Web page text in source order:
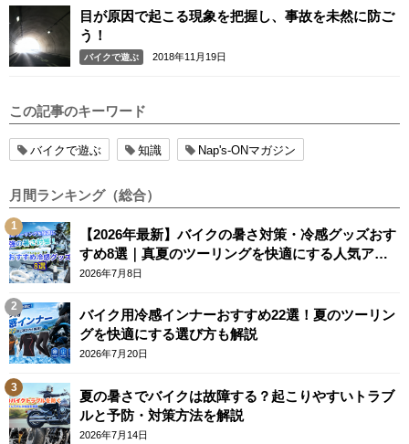
目が原因で起こる現象を把握し、事故を未然に防ご
う！
バイクで遊ぶ 2018年11月19日
この記事のキーワード
バイクで遊ぶ 知識 Nap's-ONマガジン
月間ランキング（総合）
【2026年最新】バイクの暑さ対策・冷感グッズおす
すめ8選｜真夏のツーリングを快適にする人気アイ
テム
2026年7月8日
バイク用冷感インナーおすすめ22選！夏のツーリン
グを快適にする選び方も解説
2026年7月20日
夏の暑さでバイクは故障する？起こりやすいトラブ
ルと予防・対策方法を解説
2026年7月14日